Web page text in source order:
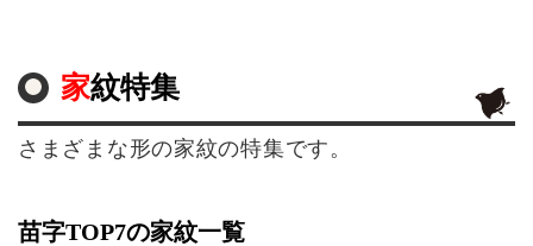
家紋特集
さまざまな形の家紋の特集です。
苗字TOP7の家紋一覧